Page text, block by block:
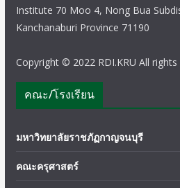
Institute 70 Moo 4, Nong Bua
Kanchanaburi Province 71190
Copyright © 2022 RDI.KRU All rights
คณะ/โรงเรียน
มหาวิทยาลัยราชภัฏกาญจนบุรี
คณะครุศาสตร์